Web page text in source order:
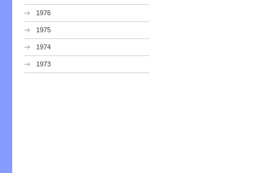
1976
1975
1974
1973